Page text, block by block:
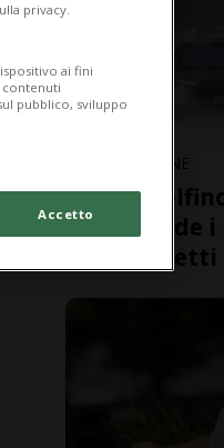
CINA/GIAPPONE
Tifone
Cina chiude
dei traghetti
privacy.
ai fini
contenuti
pubblico, sviluppo
Accetto